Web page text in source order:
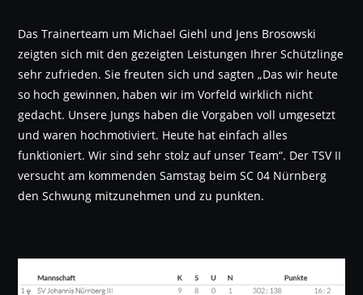
Das Trainerteam um Michael Giehl und Jens Brosowski
zeigten sich mit den gezeigten Leistungen Ihrer Schützlinge
sehr zufrieden. Sie freuten sich und sagten „Das wir heute
so hoch gewinnen, haben wir im Vorfeld wirklich nicht
gedacht. Unsere Jungs haben die Vorgaben voll umgesetzt
und waren hochmotiviert. Heute hat einfach alles
funktioniert. Wir sind sehr stolz auf unser Team“. Der TSV II
versucht am kommenden Samstag beim SC 04 Nürnberg
den Schwung mitzunehmen und zu punkten.